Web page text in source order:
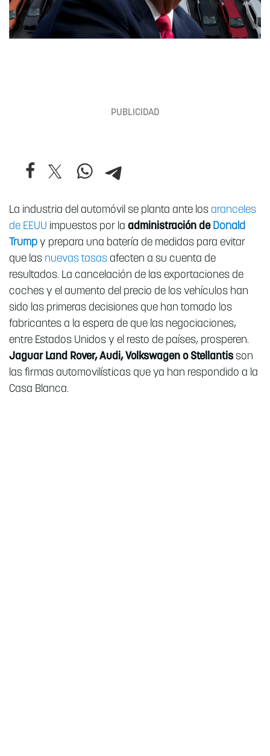
La industria del automóvil se planta ante los aranceles
de EEUU impuestos por la administración de Donald
Trump y prepara una batería de medidas para evitar
que las nuevas tasas afecten a su cuenta de
resultados. La cancelación de las exportaciones de
coches y el aumento del precio de los vehículos han
sido las primeras decisiones que han tomado los
fabricantes a la espera de que las negociaciones,
entre Estados Unidos y el resto de países, prosperen.
Jaguar Land Rover, Audi, Volkswagen o Stellantis son
las firmas automovilísticas que ya han respondido a la
Casa Blanca.